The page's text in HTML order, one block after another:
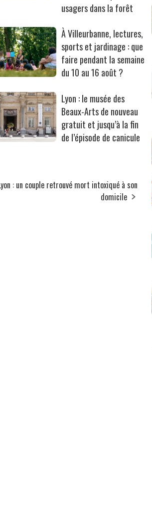
usagers dans la forêt
À Villeurbanne, lectures,
sports et jardinage : que
faire pendant la semaine
du 10 au 16 août ?
Lyon : le musée des
Beaux-Arts de nouveau
gratuit et jusqu’à la fin
de l’épisode de canicule
: un couple retrouvé mort intoxiqué à son
domicile